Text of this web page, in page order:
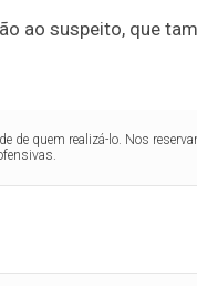
ao suspeito, que
de quem realizá-lo. Nos